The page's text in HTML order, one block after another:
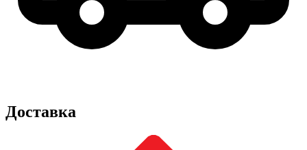
Доставка